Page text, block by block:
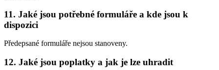
11. Jaké jsou potřebné formuláře a kde jsou k
dispozici
Předepsané formuláře nejsou stanoveny.
12. Jaké jsou poplatky a jak je lze uhradit